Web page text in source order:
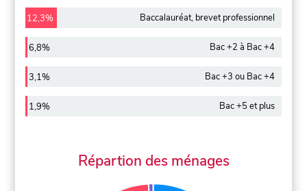
12,3% Baccalauréat, brevet professionnel
6,8% Bac +2 à Bac +4
3,1% Bac +3 ou Bac +4
1,9% Bac +5 et plus
Répartion des ménages